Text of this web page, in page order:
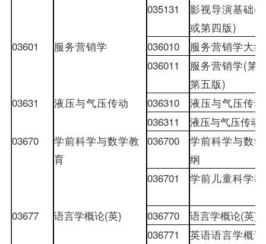
035131
影视导演基础(
或第四版)
03601
服务营销学 036010
服务营销学大纲
036011
服务营销学(第
第五版)
03631
液压与气压传动 036310
液压与气压传
036311
液压与气压传动
03670
学前科学与数学教
育
036700
学前科学与数
纲
036701
学前儿童科学
03677 语言学概论(英) 036770 语言学概论(英)
036771
英语语言学概论